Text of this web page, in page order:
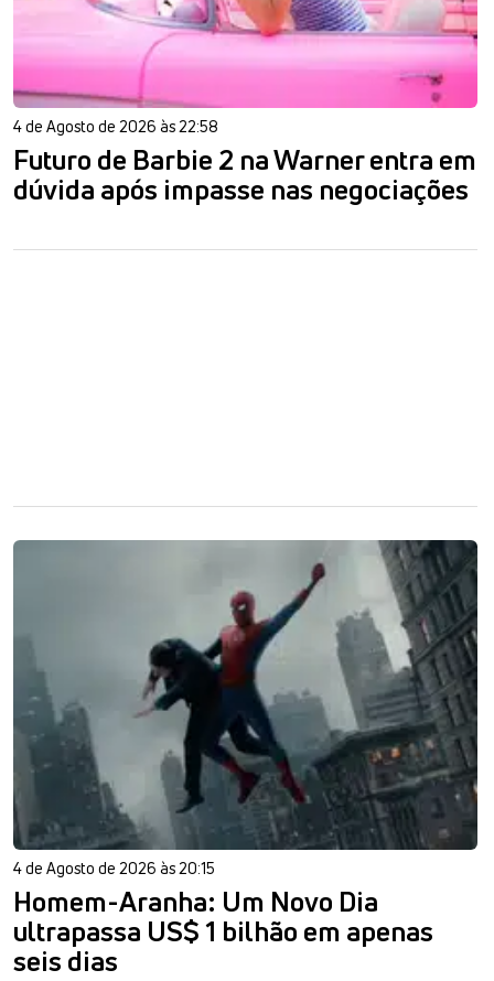
4 de Agosto de 2026 às 22:58
Futuro de Barbie 2 na Warner entra em
dúvida após impasse nas negociações
4 de Agosto de 2026 às 20:15
Homem-Aranha: Um Novo Dia
ultrapassa US$ 1 bilhão em apenas
seis dias